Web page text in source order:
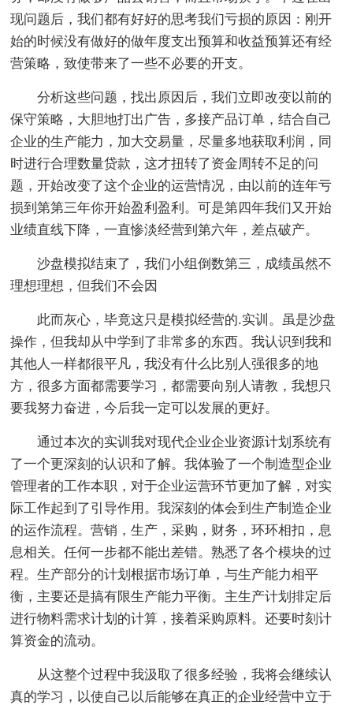
现问题后，我们都有好好的思考我们亏损的原因：刚开
始的时候没有做好的做年度支出预算和收益预算还有经
营策略，致使带来了一些不必要的开支。
分析这些问题，找出原因后，我们立即改变以前的
保守策略，大胆地打出广告，多接产品订单，结合自己
企业的生产能力，加大交易量，尽量多地获取利润，同
时进行合理数量贷款，这才扭转了资金周转不足的问
题，开始改变了这个企业的运营情况，由以前的连年亏
损到第第三年你开始盈利盈利。可是第四年我们又开始
业绩直线下降，一直惨淡经营到第六年，差点破产。
沙盘模拟结束了，我们小组倒数第三，成绩虽然不
理想理想，但我们不会因
此而灰心，毕竟这只是模拟经营的.实训。虽是沙盘
操作，但我却从中学到了非常多的东西。我认识到我和
其他人一样都很平凡，我没有什么比别人强很多的地
方，很多方面都需要学习，都需要向别人请教，我想只
要我努力奋进，今后我一定可以发展的更好。
通过本次的实训我对现代企业企业资源计划系统有
了一个更深刻的认识和了解。我体验了一个制造型企业
管理者的工作本职，对于企业运营环节更加了解，对实
际工作起到了引导作用。我深刻的体会到生产制造企业
的运作流程。营销，生产，采购，财务，环环相扣，息
息相关。任何一步都不能出差错。熟悉了各个模块的过
程。生产部分的计划根据市场订单，与生产能力相平
衡，主要还是搞有限生产能力平衡。主生产计划排定后
进行物料需求计划的计算，接着采购原料。还要时刻计
算资金的流动。
从这整个过程中我汲取了很多经验，我将会继续认
真的学习，以使自己以后能够在真正的企业经营中立于